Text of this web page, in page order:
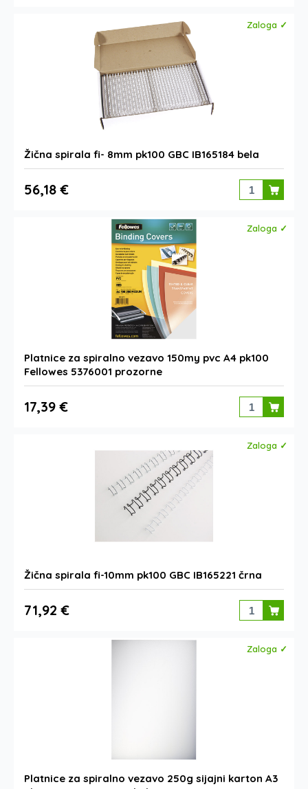
Zaloga ✓
Žična spirala fi- 8mm pk100 GBC IB165184 bela
56,18 €
Zaloga ✓
Platnice za spiralno vezavo 150my pvc A4 pk100
Fellowes 5376001 prozorne
17,39 €
Zaloga ✓
Žična spirala fi-10mm pk100 GBC IB165221 črna
71,92 €
Zaloga ✓
Platnice za spiralno vezavo 250g sijajni karton A3